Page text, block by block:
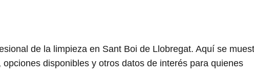
de la limpieza en Sant Boi de Llobregat. Aquí se
disponibles y otros datos de interés para quienes